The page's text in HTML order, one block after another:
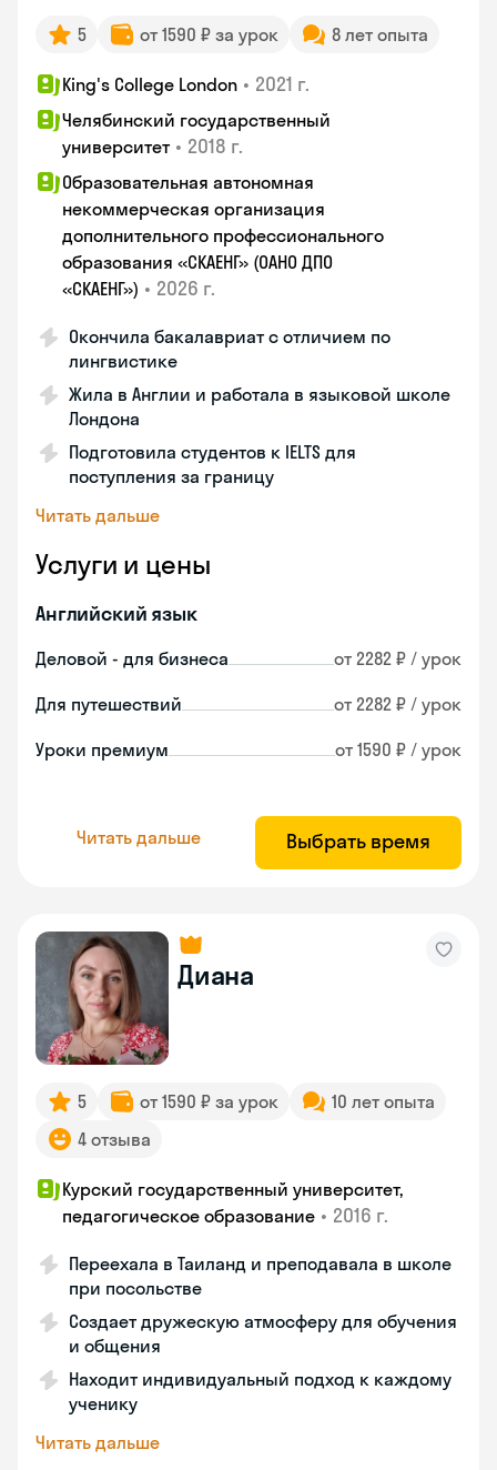
5 от 1590 ₽ за урок 8 лет опыта
King's College London • 2021 г.
Челябинский государственный
университет • 2018 г.
Образовательная автономная
некоммерческая организация
дополнительного профессионального
образования «СКАЕНГ» (ОАНО ДПО
«СКАЕНГ») • 2026 г.
Окончила бакалавриат с отличием по
лингвистике
Жила в Англии и работала в языковой школе
Лондона
Подготовила студентов к IELTS для
поступления за границу
Читать дальше
Услуги и цены
Английский язык
Деловой - для бизнеса от 2282 ₽ / урок
Для путешествий от 2282 ₽ / урок
Уроки премиум от 1590 ₽ / урок
Читать дальше Выбрать время
Диана
5 от 1590 ₽ за урок
10 лет опыта
4 отзыва
Курский государственный университет,
педагогическое образование • 2016 г.
Переехала в Таиланд и преподавала в школе
при посольстве
Создает дружескую атмосферу для обучения
и общения
Находит индивидуальный подход к каждому
ученику
Читать дальше